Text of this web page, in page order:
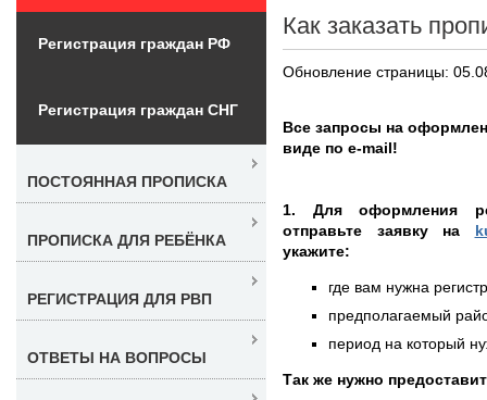
Как заказать
Обновление страницы:
Все запросы на
виде по e-mail!
1. Для оформления
отправьте заявку на
укажите:
где вам нужна
предполагаемый
период на который
Так же нужно
Регистрация граждан РФ
Регистрация граждан СНГ
ПОСТОЯННАЯ ПРОПИСКА
ПРОПИСКА ДЛЯ РЕБЁНКА
РЕГИСТРАЦИЯ ДЛЯ РВП
ОТВЕТЫ НА ВОПРОСЫ